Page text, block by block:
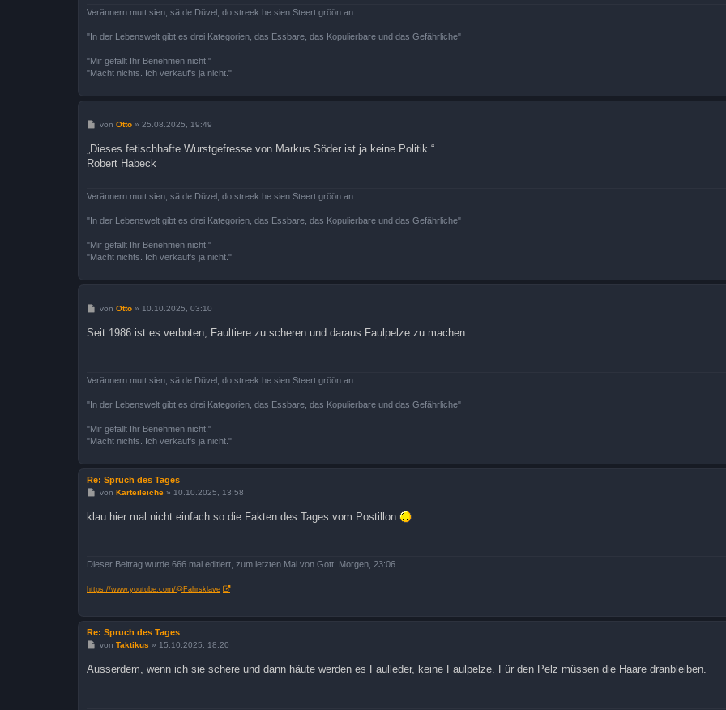
Verännern mutt sien, sä de Düvel, do streek he sien Steert gröön an.
"In der Lebenswelt gibt es drei Kategorien, das Essbare, das Kopulierbare und das Gefährliche"
"Mir gefällt Ihr Benehmen nicht."
"Macht nichts. Ich verkauf's ja nicht."
B
i
t
r
von Otto» 25.08.2025, 19:49
„Dieses fetischhafte Wurstgefresse von Markus Söder ist ja keine Politik.“
Robert Habeck
Verännern mutt sien, sä de Düvel, do streek he sien Steert gröön an.
"In der Lebenswelt gibt es drei Kategorien, das Essbare, das Kopulierbare und das Gefährliche"
"Mir gefällt Ihr Benehmen nicht."
"Macht nichts. Ich verkauf's ja nicht."
B
t
von Otto» 10.10.2025, 03:10
Seit 1986 ist es verboten, Faultiere zu scheren und daraus Faulpelze zu machen.
Verännern mutt sien, sä de Düvel, do streek he sien Steert gröön an.
"In der Lebenswelt gibt es drei Kategorien, das Essbare, das Kopulierbare und das Gefährliche"
"Mir gefällt Ihr Benehmen nicht."
"Macht nichts. Ich verkauf's ja nicht."
Re: Spruch des Tages
B
t
von Karteileiche» 10.10.2025, 13:58
klau hier mal nicht einfach so die Fakten des Tages vom Postillon
Dieser Beitrag wurde 666 mal editiert, zum letzten Mal von Gott: Morgen, 23:06.
https://www.youtube.com/@Fahrsklave
Re: Spruch des Tages
B
t
von Taktikus » 15.10.2025, 18:20
Ausserdem, wenn ich sie schere und dann häute werden es Faulleder, keine Faulpelze. Für den Pelz müssen die Haare dranbleiben.